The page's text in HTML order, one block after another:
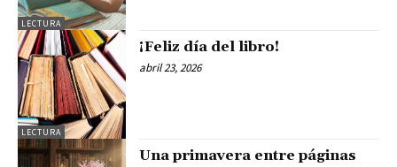
LECTURA
LECTURA
¡Feliz día del libro!
abril 23, 2026
Una primavera entre páginas